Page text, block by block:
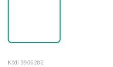
Kód: 9906282